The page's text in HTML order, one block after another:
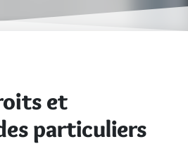
et
particuliers